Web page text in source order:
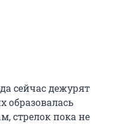
сейчас дежурят
образовалась
стрелок пока не